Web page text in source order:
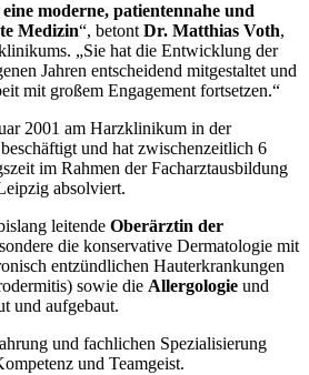
moderne, patientennahe und
Medizin“, betontDr. Matthias Voth,
„Sie hat die Entwicklung der
Jahren entscheidend mitgestaltet und
mit großem Engagement fortsetzen.“
2001 am Harzklinikum in der
und hat zwischenzeitlich 6
im Rahmen der Facharztausbildung
absolviert.
leitende Oberärztin der
die konservative Dermatologie mit
entzündlichen Hauterkrankungen
sowie die Allergologie und
und aufgebaut.
und fachlichen Spezialisierung
und Teamgeist.